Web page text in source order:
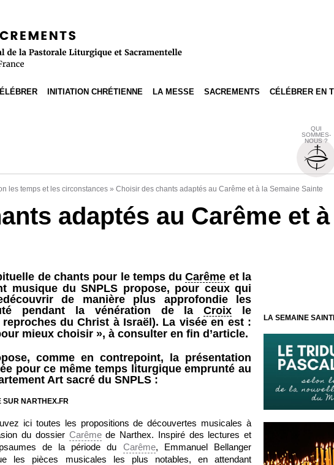
INITIATION CHRÉTIENNE LA MESSE SACREMENTS CÉLÉBRER EN
QUI
SOMMES-
NOUS ?
les temps et les circonstances » Choisir des chants adaptés au Carême et à la Semaine Sainte
adaptés au Carême et
de chants pour le temps duCarême et la
musique du SNPLS propose, pour ceux qui
de manière plus approfondie les
pendant la vénération de laCroix le
du Christ à Israël). La visée en est :
mieux choisir », à consulter en fin d’article.
comme en contrepoint, la présentation
pour ce même temps liturgique emprunté au
Art sacré du SNPLS :
SUR NARTHEX.FR
ici toutes les propositions de découvertes musicales à
du dossier Carêmede Narthex. Inspiré des lectures et
de la période du Carême, Emmanuel Bellanger
les pièces musicales les plus notables, en attendant
LA SEMAINE